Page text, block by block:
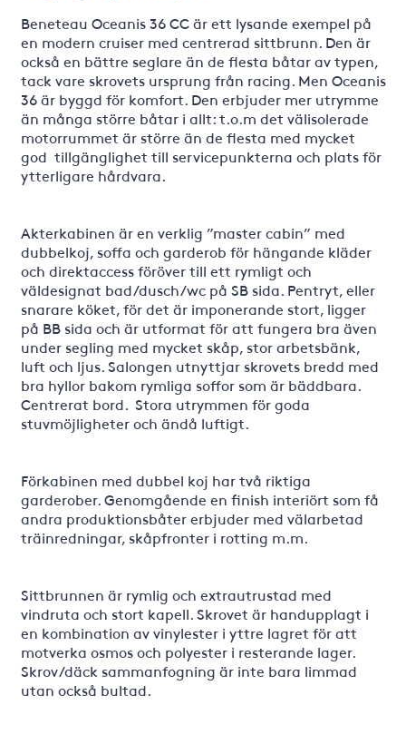
Beneteau Oceanis 36 CC är ett lysande exempel på
en modern cruiser med centrerad sittbrunn. Den är
också en bättre seglare än de flesta båtar av typen,
tack vare skrovets ursprung från racing. Men Oceanis
36 är byggd för komfort. Den erbjuder mer utrymme
än många större båtar i allt: t.o.m det välisolerade
motorrummet är större än de flesta med mycket
god tillgänglighet till servicepunkterna och plats för
ytterligare hårdvara.
Akterkabinen är en verklig ”master cabin” med
dubbelkoj, soffa och garderob för hängande kläder
och direktaccess föröver till ett rymligt och
väldesignat bad/dusch/wc på SB sida. Pentryt, eller
snarare köket, för det är imponerande stort, ligger
på BB sida och är utformat för att fungera bra även
under segling med mycket skåp, stor arbetsbänk,
luft och ljus. Salongen utnyttjar skrovets bredd med
bra hyllor bakom rymliga soffor som är bäddbara.
Centrerat bord. Stora utrymmen för goda
stuvmöjligheter och ändå luftigt.
Förkabinen med dubbel koj har två riktiga
garderober. Genomgående en finish interiört som få
andra produktionsbåter erbjuder med välarbetad
träinredningar, skåpfronter i rotting m.m.
Sittbrunnen är rymlig och extrautrustad med
vindruta och stort kapell. Skrovet är handupplagt i
en kombination av vinylester i yttre lagret för att
motverka osmos och polyester i resterande lager.
Skrov/däck sammanfogning är inte bara limmad
utan också bultad.